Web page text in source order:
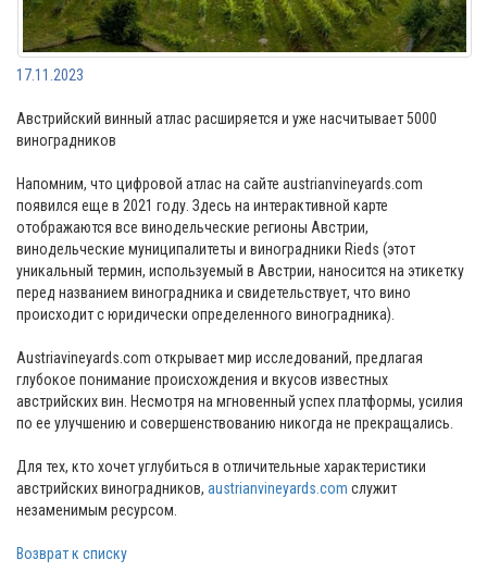
17.11.2023
Австрийский винный атлас расширяется и уже насчитывает 5000
виноградников
Напомним, что цифровой атлас на сайте austrianvineyards.com
появился еще в 2021 году. Здесь на интерактивной карте
отображаются все винодельческие регионы Австрии,
винодельческие муниципалитеты и виноградники Rieds (этот
уникальный термин, используемый в Австрии, наносится на этикетку
перед названием виноградника и свидетельствует, что вино
происходит с юридически определенного виноградника).
Austriavineyards.com открывает мир исследований, предлагая
глубокое понимание происхождения и вкусов известных
австрийских вин. Несмотря на мгновенный успех платформы, усилия
по ее улучшению и совершенствованию никогда не прекращались.
Для тех, кто хочет углубиться в отличительные характеристики
австрийских виноградников, austrianvineyards.com служит
незаменимым ресурсом.
Возврат к списку